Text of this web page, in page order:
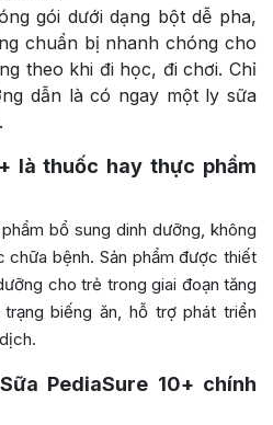
gói dưới dạng bột dễ pha,
chuẩn bị nhanh chóng cho
theo khi đi học, đi chơi. Chỉ
dẫn là có ngay một ly sữa
là thuốc hay thực phẩm
bổ sung dinh dưỡng, không
bệnh. Sản phẩm được thiết
cho trẻ trong giai đoạn tăng
biếng ăn, hỗ trợ phát triển
PediaSure 10+ chính